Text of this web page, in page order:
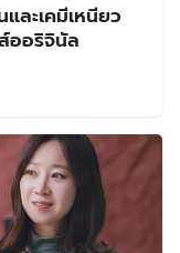
ละเคมีเหนียว
ออริจินัล